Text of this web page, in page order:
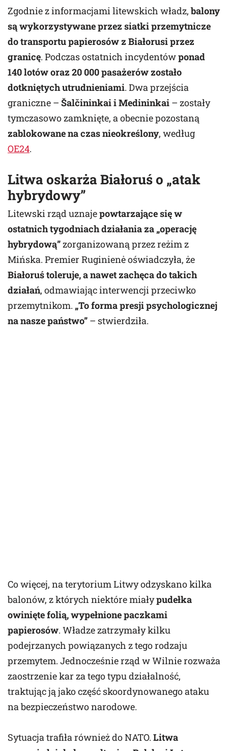
Zgodnie z informacjami litewskich władz,balony
są wykorzystywane przez siatki przemytnicze
do transportu papierosów z Białorusi przez
granicę. Podczas ostatnich incydentówponad
140 lotów oraz 20 000 pasażerów zostało
dotkniętych utrudnieniami. Dwa przejścia
graniczne – Šalčininkai i Medininkai – zostały
tymczasowo zamknięte, a obecnie pozostaną
zablokowane na czas nieokreślony, według
OE24.
Litwa oskarża Białoruś o „atak
hybrydowy”
Litewski rząd uznajepowtarzające się w
ostatnich tygodniach działania za „operację
hybrydową”zorganizowaną przez reżim z
Mińska. Premier Ruginienė oświadczyła, że
Białoruś toleruje, a nawet zachęca do takich
działań, odmawiając interwencji przeciwko
przemytnikom. „To forma presji psychologicznej
na nasze państwo” – stwierdziła.
Co więcej, na terytorium Litwy odzyskano kilka
balonów, z których niektóre miałypudełka
owinięte folią, wypełnione paczkami
papierosów. Władze zatrzymały kilku
podejrzanych powiązanych z tego rodzaju
przemytem. Jednocześnie rząd w Wilnie rozważa
zaostrzenie kar za tego typu działalność,
traktując ją jako część skoordynowanego ataku
na bezpieczeństwo narodowe.
Sytuacja trafiła również do NATO. Litwa